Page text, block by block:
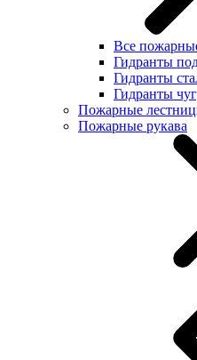
Все
Гидранты
Гидранты
Гидранты
Пожарные
Пожарные рукава